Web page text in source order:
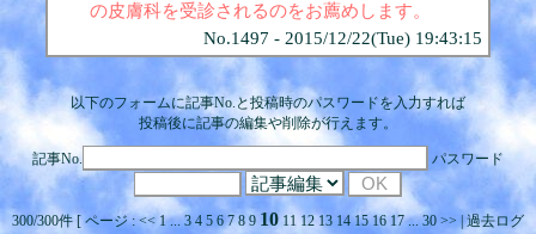
の皮膚科を受診されるのをお薦めします。
No.1497 - 2015/12/22(Tue) 19:43:15
以下のフォームに記事No.と投稿時のパスワードを入力すれば
投稿後に記事の編集や削除が行えます。
記事No. パスワード
300/300件 [ ページ :<< 1...3 4 5 6 7 8 9 10 11 12 13 14 15 16 17...30 >>
過去ログ